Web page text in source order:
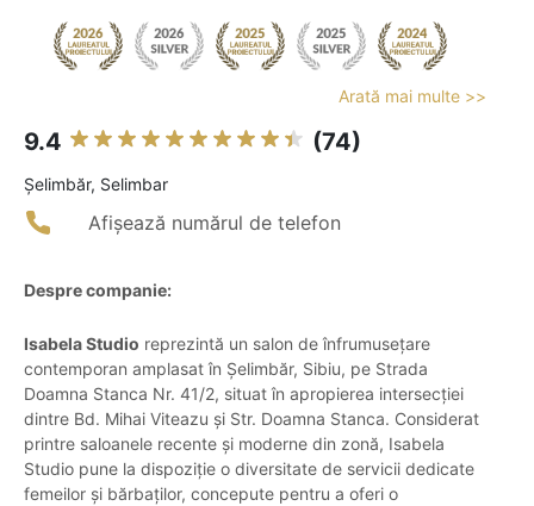
Arată mai multe >>
9.4 (74)
Şelimbăr, Selimbar
Afișează numărul de telefon
Despre companie:
Isabela Studio reprezintă un salon de înfrumusețare
contemporan amplasat în Șelimbăr, Sibiu, pe Strada
Doamna Stanca Nr. 41/2, situat în apropierea intersecției
dintre Bd. Mihai Viteazu și Str. Doamna Stanca. Considerat
printre saloanele recente și moderne din zonă, Isabela
Studio pune la dispoziție o diversitate de servicii dedicate
femeilor și bărbaților, concepute pentru a oferi o